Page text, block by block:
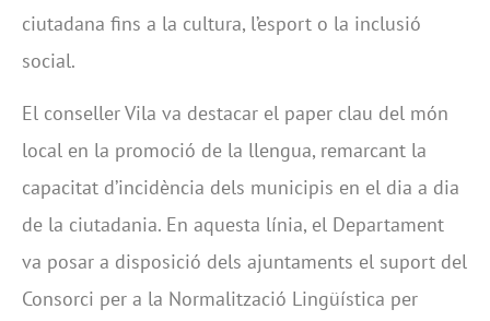
ciutadana fins a la cultura, l’esport o la inclusió
social.
El conseller Vila va destacar el paper clau del món
local en la promoció de la llengua, remarcant la
capacitat d’incidència dels municipis en el dia a dia
de la ciutadania. En aquesta línia, el Departament
va posar a disposició dels ajuntaments el suport del
Consorci per a la Normalització Lingüística per